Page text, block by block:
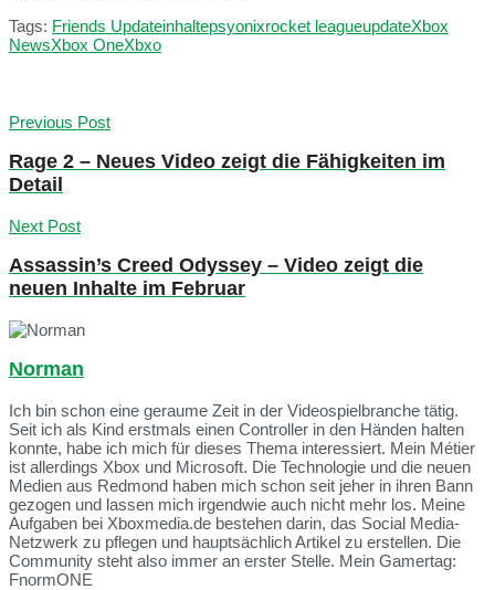
Tags: Friends Updateinhaltepsyonixrocket leagueupdateXbox
NewsXbox OneXbxo
Previous Post
Rage 2 – Neues Video zeigt die Fähigkeiten im
Detail
Next Post
Assassin’s Creed Odyssey – Video zeigt die
neuen Inhalte im Februar
Norman
Ich bin schon eine geraume Zeit in der Videospielbranche tätig.
Seit ich als Kind erstmals einen Controller in den Händen halten
konnte, habe ich mich für dieses Thema interessiert. Mein Métier
ist allerdings Xbox und Microsoft. Die Technologie und die neuen
Medien aus Redmond haben mich schon seit jeher in ihren Bann
gezogen und lassen mich irgendwie auch nicht mehr los. Meine
Aufgaben bei Xboxmedia.de bestehen darin, das Social Media-
Netzwerk zu pflegen und hauptsächlich Artikel zu erstellen. Die
Community steht also immer an erster Stelle. Mein Gamertag:
FnormONE